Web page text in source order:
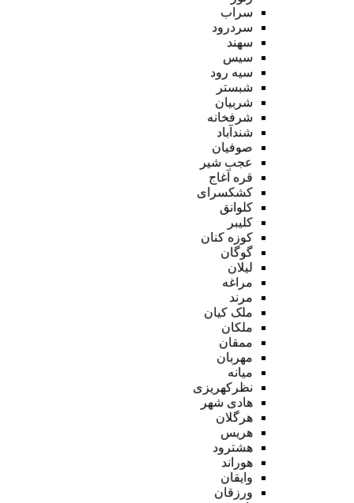
سراب
سردرود
سهند
سیس
سیه رود
شبستر
شربیان
شرفخانه
شندآباد
صوفیان
عجب شیر
قره آغاج
کشکسرای
کلوانق
کلیبر
کوزه کنان
گوگان
لیلان
مراغه
مرند
ملک کیان
ملکان
ممقان
مهربان
میانه
نظرکهریزی
هادی شهر
هرگلان
هریس
هشترود
هوراند
وایقان
ورزقان